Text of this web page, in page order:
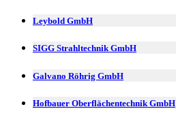
Leybold GmbH
SIGG Strahltechnik GmbH
Galvano Röhrig GmbH
Hofbauer Oberflächentechnik GmbH